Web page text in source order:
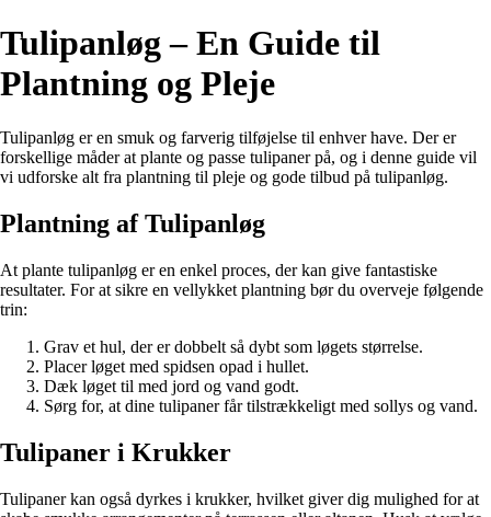
Tulipanløg – En Guide til
Plantning og Pleje
Tulipanløg er en smuk og farverig tilføjelse til enhver have. Der er
forskellige måder at plante og passe tulipaner på, og i denne guide vil
vi udforske alt fra plantning til pleje og gode tilbud på tulipanløg.
Plantning af Tulipanløg
At plante tulipanløg er en enkel proces, der kan give fantastiske
resultater. For at sikre en vellykket plantning bør du overveje følgende
trin:
Grav et hul, der er dobbelt så dybt som løgets størrelse.
Placer løget med spidsen opad i hullet.
Dæk løget til med jord og vand godt.
Sørg for, at dine tulipaner får tilstrækkeligt med sollys og vand.
Tulipaner i Krukker
Tulipaner kan også dyrkes i krukker, hvilket giver dig mulighed for at